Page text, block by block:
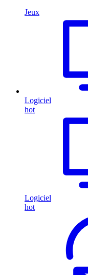
Jeux
Logiciel
hot
Logiciel
hot